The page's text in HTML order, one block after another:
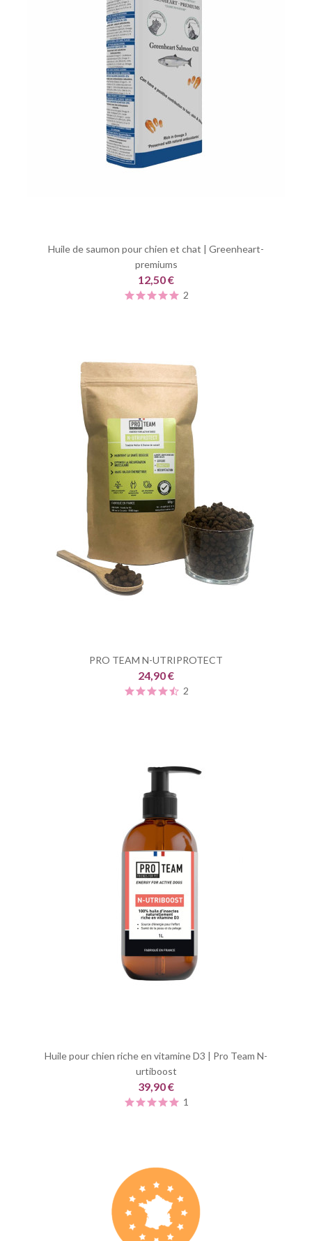
Huile de saumon pour chien et chat | Greenheart-
premiums
12,50 €
2
PRO TEAM N-UTRIPROTECT
24,90 €
2
Huile pour chien riche en vitamine D3 | Pro Team N-
urtiboost
39,90 €
1